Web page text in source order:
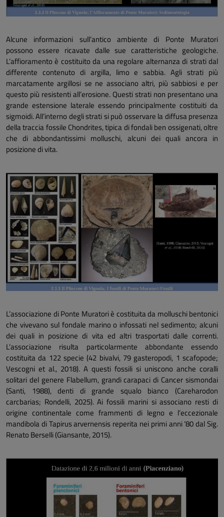
Alcune informazioni sull’antico ambiente di Ponte Muratori
possono essere ricavate dalle sue caratteristiche geologiche.
L’affioramento è costituito da una regolare alternanza di strati dal
differente contenuto di argilla, limo e sabbia. Agli strati più
marcatamente argillosi se ne associano altri, più sabbiosi e per
questo più resistenti all’erosione. Questi strati non presentano una
grande estensione laterale essendo principalmente costituiti da
sigmoidi. All’interno degli strati si può osservare la diffusa presenza
della traccia fossile Chondrites,tipica di fondali ben ossigenati, oltre
che di abbondantissimi molluschi, alcuni dei quali ancora in
posizione di vita.
L’associazione di Ponte Muratori è costituita da molluschi bentonici
che vivevano sul fondale marino o infossati nel sedimento; alcuni
dei quali in posizione di vita ed altri trasportati dalle correnti.
L’associazione risulta particolarmente abbondante essendo
costituita da 122 specie (42 bivalvi, 79 gasteropodi, 1 scafopode;
Vescogni et al., 2018). A questi fossili si uniscono anche coralli
solitari del genere Flabellum, grandi carapaci di Cancer sismondai
(Santi, 1988), denti di grande squalo bianco (Careharodon
carcbarias; Rondelli, 2025). Ai fossili marini si associano resti di
origine continentale come frammenti di legno e l’eccezionale
mandibola diTapirus arvernensis reperita nei primi anni ‘80 dal Sig.
Renato Berselli (Giansante, 2015).